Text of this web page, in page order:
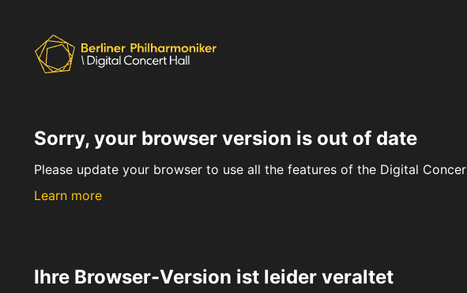
Sorry, your browser version is out of date
Please update your browser to use all the features of the Digital
Learn more
Ihre Browser-Version ist leider veraltet